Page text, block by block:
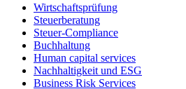
Wirtschaftsprüfung
Steuerberatung
Steuer-Compliance
Buchhaltung
Human capital services
Nachhaltigkeit und ESG
Business Risk Services